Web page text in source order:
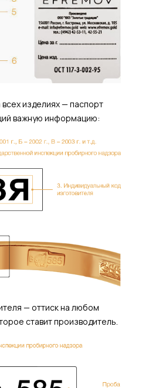
изделиях — паспорт
важную информацию:
— оттиск на любом
ставит производитель.